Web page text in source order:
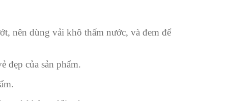
nên dùng vải khô thấm nước, và đem để
đẹp của sản phẩm.